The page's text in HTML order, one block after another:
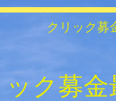
クリック募
ック募